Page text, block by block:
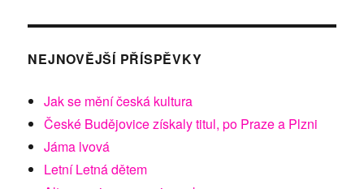
NEJNOVĚJŠÍ PŘÍSPĚVKY
Jak se mění česká kultura
České Budějovice získaly titul, po Praze a Plzni
Jáma lvová
Letní Letná dětem